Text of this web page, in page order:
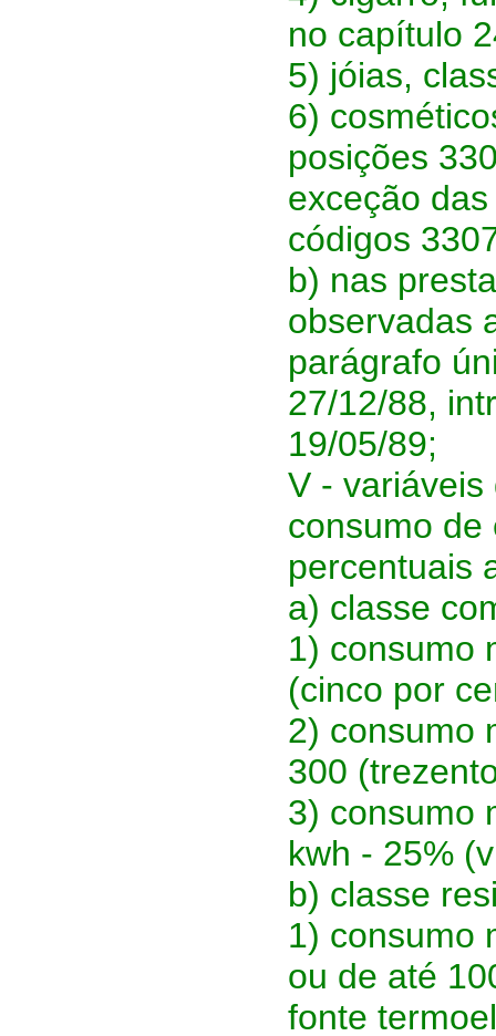
no capítulo
5) jóias,
6)
posições
exceção
códigos
b) nas
observadas
parágrafo
27/12/88,
19/05/89;
V -
consumo de
percentuais
a) classe
1) consumo
(cinco por
2) consumo
300
3) consumo
kwh - 25%
b) classe
1) consumo
ou de até
fonte